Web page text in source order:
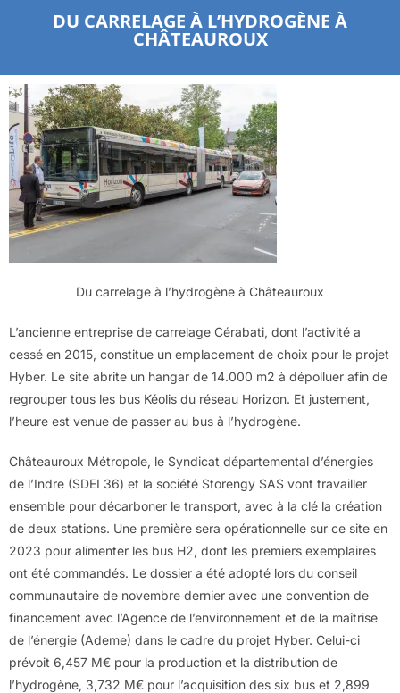
DU CARRELAGE À L’HYDROGÈNE À
CHÂTEAUROUX
Du carrelage à l’hydrogène à Châteauroux
L’ancienne entreprise de carrelage Cérabati, dont l’activité a
cessé en 2015, constitue un emplacement de choix pour le projet
Hyber. Le site abrite un hangar de 14.000 m2 à dépolluer afin de
regrouper tous les bus Kéolis du réseau Horizon. Et justement,
l’heure est venue de passer au bus à l’hydrogène.
Châteauroux Métropole, le Syndicat départemental d’énergies
de l’Indre (SDEI 36) et la société Storengy SAS vont travailler
ensemble pour décarboner le transport, avec à la clé la création
de deux stations. Une première sera opérationnelle sur ce site en
2023 pour alimenter les bus H2, dont les premiers exemplaires
ont été commandés. Le dossier a été adopté lors du conseil
communautaire de novembre dernier avec une convention de
financement avec l’Agence de l’environnement et de la maîtrise
de l’énergie (Ademe) dans le cadre du projet Hyber. Celui-ci
prévoit 6,457 M€ pour la production et la distribution de
l’hydrogène, 3,732 M€ pour l’acquisition des six bus et 2,899